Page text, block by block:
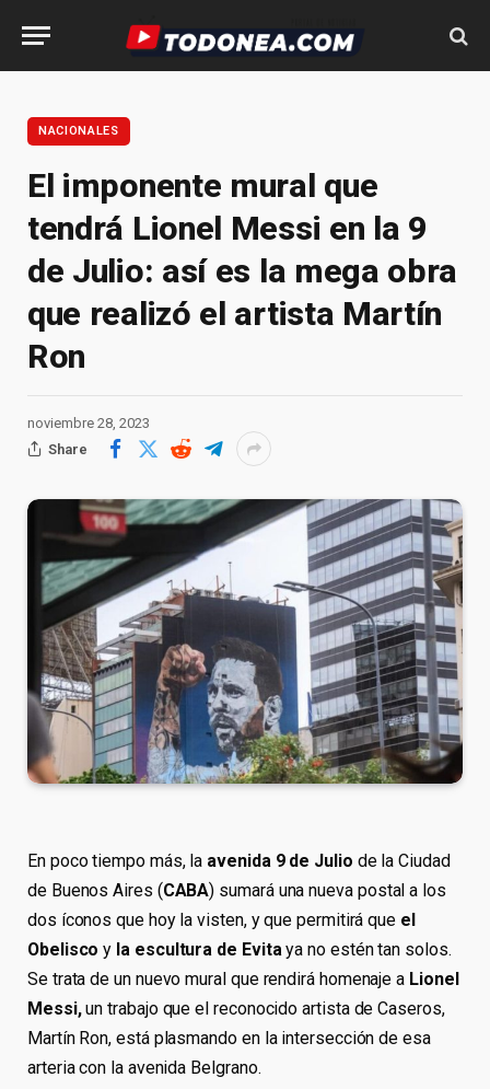
NACIONALES
El imponente mural que
tendrá Lionel Messi en la 9
de Julio: así es la mega obra
que realizó el artista Martín
Ron
noviembre 28, 2023
Share
En poco tiempo más, la avenida 9 de Julio de la Ciudad
de Buenos Aires (CABA) sumará una nueva postal a los
dos íconos que hoy la visten, y que permitirá que el
Obelisco y la escultura de Evita ya no estén tan solos.
Se trata de un nuevo mural que rendirá homenaje a Lionel
Messi,un trabajo que el reconocido artista de Caseros,
Martín Ron, está plasmando en la intersección de esa
arteria con la avenida Belgrano.